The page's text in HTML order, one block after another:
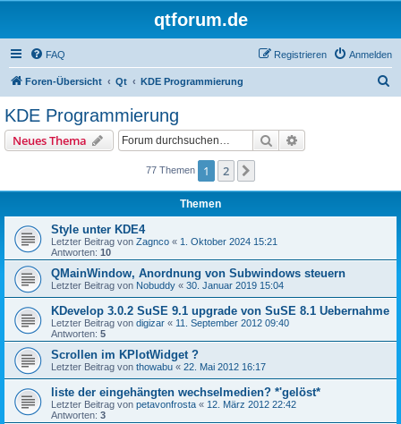
qtforum.de
FAQ Anmelden
Registrieren
Foren-Übersicht Qt KDE Programmierung
KDE Programmierung
Neues Thema Suche
77 Themen 1 2
Themen
Style unter KDE4
Letzter Beitrag von Zagnco « 1. Oktober 2024 15:21
Antworten: 10
QMainWindow, Anordnung von Subwindows steuern
Letzter Beitrag von Nobuddy « 30. Januar 2019 15:04
KDevelop 3.0.2 SuSE 9.1 upgrade von SuSE 8.1 Uebernahme
Letzter Beitrag von digizar « 11. September 2012 09:40
Antworten: 5
Scrollen im KPlotWidget ?
Letzter Beitrag von thowabu « 22. Mai 2012 16:17
liste der eingehängten wechselmedien? *'gelöst*
Letzter Beitrag von petavonfrosta « 12. März 2012 22:42
Antworten: 3